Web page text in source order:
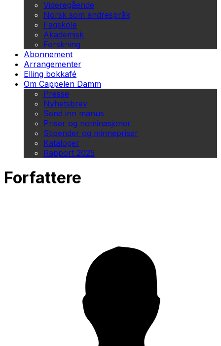
Videregående
Norsk som andrespråk
Fagskole
Akademisk
Forskning
Abonnement
Arrangementer
Elling bokkafé
Om Cappelen Damm
Presse
Nyhetsbrev
Send inn manus
Priser og nominasjoner
Stipender og minnepriser
Kataloger
Rapport 2025
Forfattere